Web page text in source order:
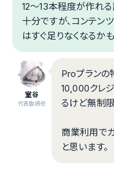
12〜13本程度が作れる
十分ですが、コンテン
はすぐ足りなくなるか
室谷
代表取締役
Proプランの
10,000クレ
るけど無制
商業利用で
と思います。